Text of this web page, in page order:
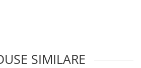
SIMILARE